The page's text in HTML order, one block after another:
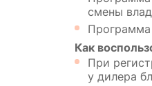
смены
Программа
Как
При
у дилера